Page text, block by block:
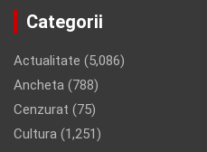
Categorii
Actualitate (5,086)
Ancheta (788)
Cenzurat (75)
Cultura (1,251)